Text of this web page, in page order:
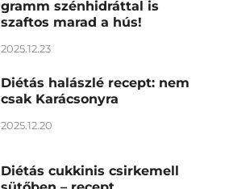
gramm szénhidráttal is
szaftos marad a hús!
2025.12.23
Diétás halászlé recept: nem
csak Karácsonyra
2025.12.20
Diétás cukkinis csirkemell